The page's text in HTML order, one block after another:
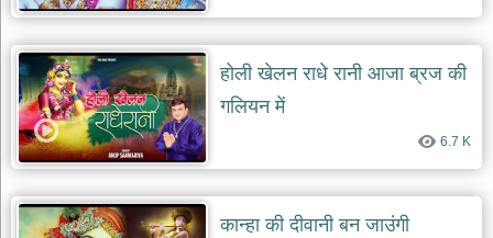
होली खेलन राधे रानी आजा ब्रज की
गलियन में
6.7 K
कान्हा की दीवानी बन जाउंगी